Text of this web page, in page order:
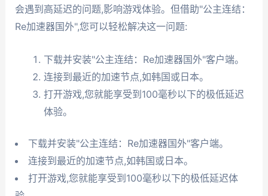
会遇到高延迟的问题,影响游戏体验。但借助"公主连结：
Re加速器国外",您可以轻松解决这一问题:
下载并安装"公主连结：Re加速器国外"客户端。
连接到最近的加速节点,如韩国或日本。
打开游戏,您就能享受到100毫秒以下的极低延迟
体验。
下载并安装"公主连结：Re加速器国外"客户端。
连接到最近的加速节点,如韩国或日本。
打开游戏,您就能享受到100毫秒以下的极低延迟体